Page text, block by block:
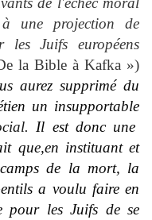
une projection
de
les Juifs
européens
la Bible à Kafka »)
aurez supprimé du
un insupportable
Il est donc une
que,en instituant et
camps de la mort, la
a voulu faire en
pour les Juifs de se